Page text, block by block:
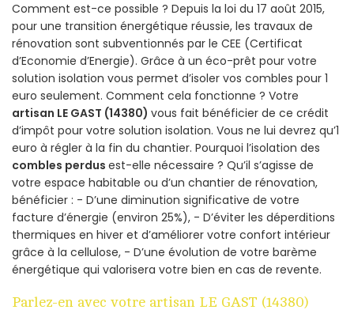
Comment est-ce possible ? Depuis la loi du 17 août 2015,
pour une transition énergétique réussie, les travaux de
rénovation sont subventionnés par le CEE (Certificat
d’Economie d’Energie). Grâce à un éco-prêt pour votre
solution isolation vous permet d’isoler vos combles pour 1
euro seulement. Comment cela fonctionne ? Votre
artisan LE GAST (14380) vous fait bénéficier de ce crédit
d’impôt pour votre solution isolation. Vous ne lui devrez qu’1
euro à régler à la fin du chantier. Pourquoi l’isolation des
combles perdus est-elle nécessaire ? Qu’il s’agisse de
votre espace habitable ou d’un chantier de rénovation,
bénéficier : - D’une diminution significative de votre
facture d’énergie (environ 25%), - D’éviter les déperditions
thermiques en hiver et d’améliorer votre confort intérieur
grâce à la cellulose, - D’une évolution de votre barème
énergétique qui valorisera votre bien en cas de revente.
Parlez-en avec votre artisan LE GAST (14380)